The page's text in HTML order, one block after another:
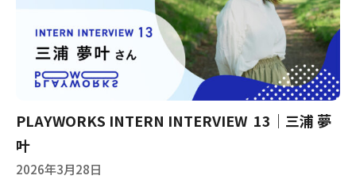
PLAYWORKS INTERN INTERVIEW 13｜三浦 夢
叶
2026年3月28日